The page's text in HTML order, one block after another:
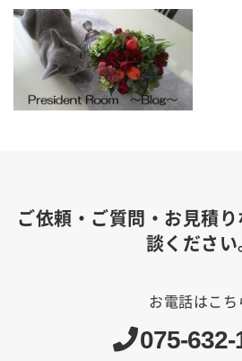
ご依頼・ご質問・お見積
談ください
お電話はこち
075-632-